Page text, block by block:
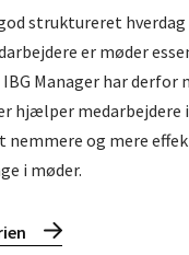
struktureret
er møder
Manager har derfor
hjælper medarbejdere
nemmere og mere
i møder.